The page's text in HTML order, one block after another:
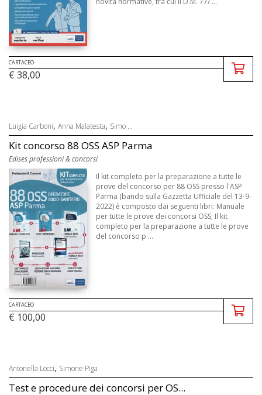
CARTACEO
€ 38,00
Luigia Carboni, Anna Malatesta, Simo ...
Kit concorso 88 OSS ASP Parma
Edises professioni & concorsi
Il kit completo per la preparazione a tutte le
prove del concorso per 88 OSS presso l'ASP
Parma (bando sulla Gazzetta Ufficiale del 13-9-
2022) è composto dai seguenti libri: Manuale
per tutte le prove dei concorsi OSS; Il kit
completo per la preparazione a tutte le prove
del concorso p ...
CARTACEO
€ 100,00
Antonella Locci, Simone Piga
Test e procedure dei concorsi per OS...